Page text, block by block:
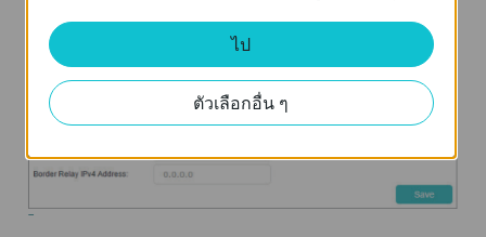
ไป
ตัวเลือกอื่น ๆ